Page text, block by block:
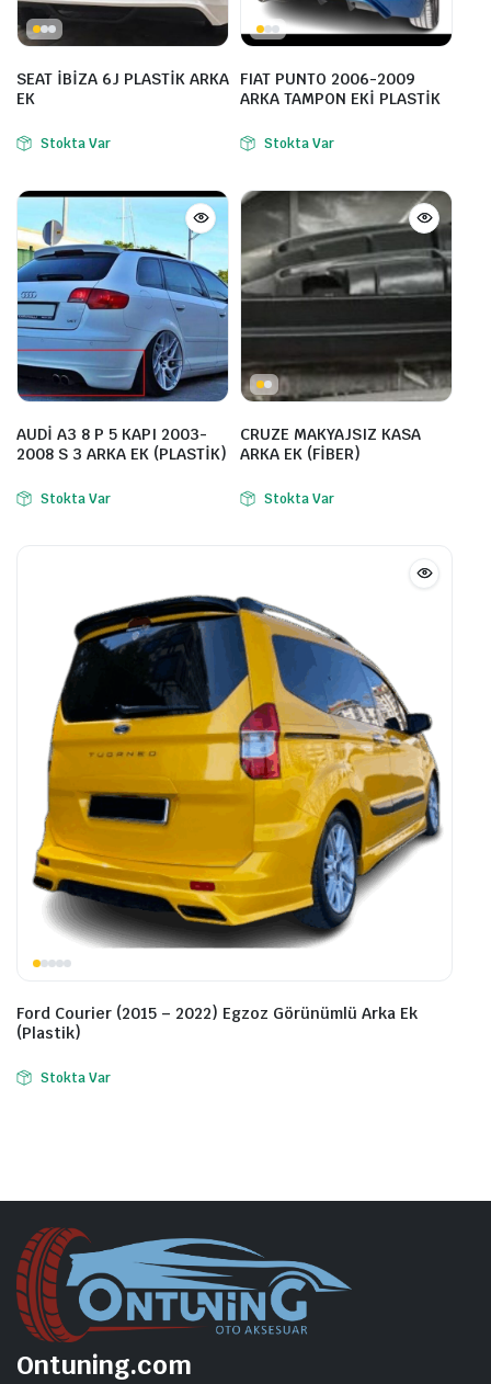
SEAT İBİZA 6J PLASTİK ARKA
EK
Stokta Var
FIAT PUNTO 2006-2009
ARKA TAMPON EKİ PLASTİK
Stokta Var
AUDİ A3 8 P 5 KAPI 2003-
2008 S 3 ARKA EK (PLASTİK)
Stokta Var
CRUZE MAKYAJSIZ KASA
ARKA EK (FİBER)
Stokta Var
Ford Courier (2015 – 2022) Egzoz Görünümlü Arka Ek
(Plastik)
Stokta Var
Ontuning.com